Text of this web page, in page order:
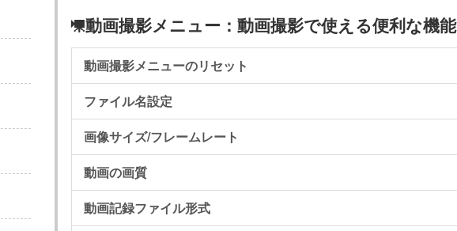
1動画撮影メニュー：動画撮影で使える便利な機能
動画撮影メニューのリセット
ファイル名設定
画像サイズ/フレームレート
動画の画質
動画記録ファイル形式